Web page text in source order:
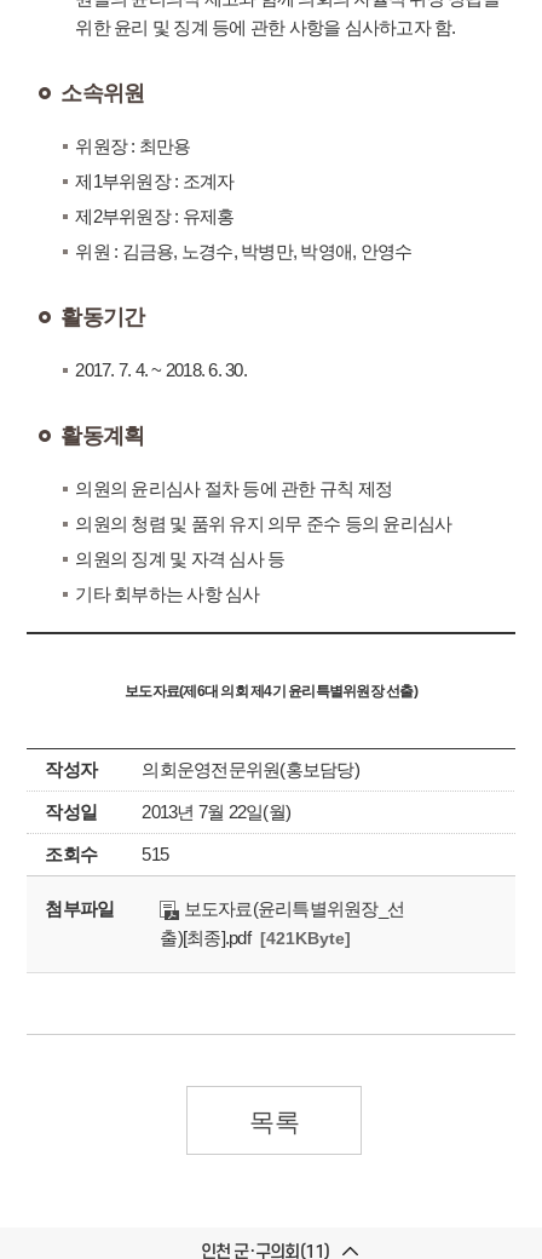
위한 윤리 및 징계 등에 관한 사항을 심사하고자 함.
소속위원
위원장 : 최만용
제1부위원장 : 조계자
제2부위원장 : 유제홍
위원 : 김금용, 노경수, 박병만, 박영애, 안영수
활동기간
2017. 7. 4. ~ 2018. 6. 30.
활동계획
의원의 윤리심사 절차 등에 관한 규칙 제정
의원의 청렴 및 품위 유지 의무 준수 등의 윤리심사
의원의 징계 및 자격 심사 등
기타 회부하는 사항 심사
보도자료(제6대 의회 제4기 윤리특별위원장 선출)
작성자 의회운영전문위원(홍보담당)
작성일 2013년 7월 22일(월)
조회수 515
첨부파일
보도자료(윤리특별위원장_선
출)[최종].pdf
[421KByte]
목록
인천 군·구의회(11)